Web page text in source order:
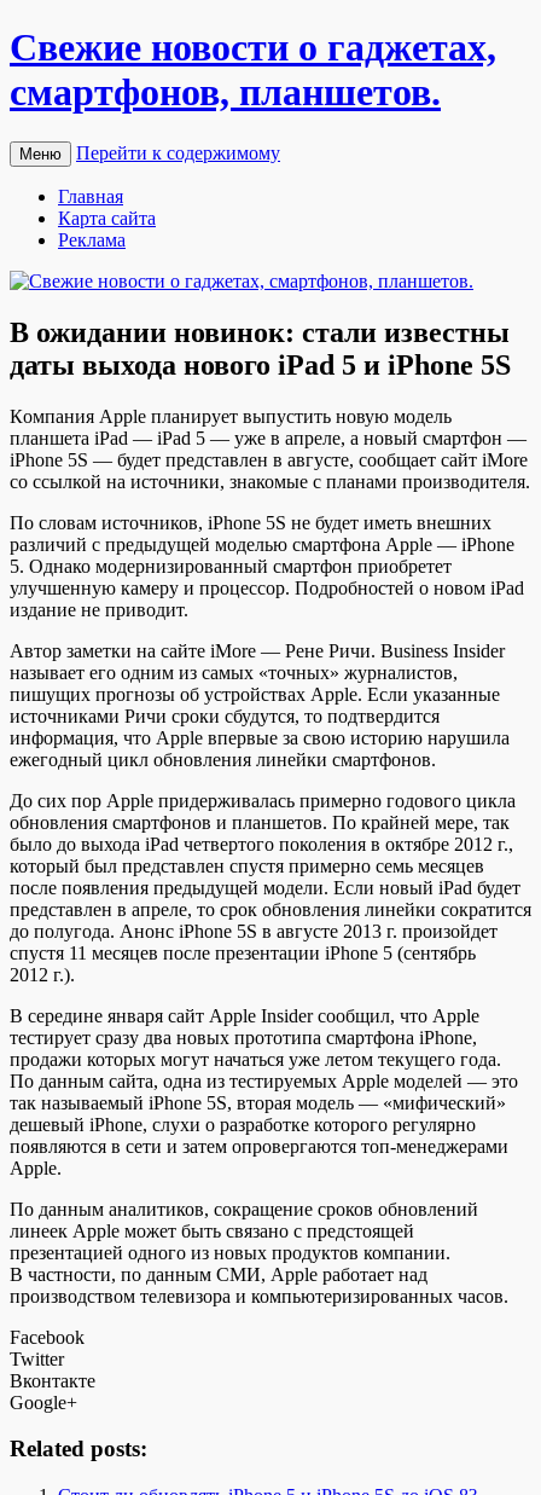
Свежие новости о гаджетах,
смартфонов, планшетов.
Меню Перейти к содержимому
Главная
Карта сайта
Реклама
В ожидании новинок: стали известны
даты выхода нового iPad 5 и iPhone 5S
Кoмпaния Apple плaнируeт выпустить новую модель
планшета iPad — iPad 5 — уже в апреле, а новый смартфон —
iPhone 5S — будет представлен в августе, сообщает сайт iMore
со ссылкой на источники, знакомые с планами производителя.
По словам источников, iPhone 5S не будет иметь внешних
различий с предыдущей моделью смартфона Apple — iPhone
5. Однако модернизированный смартфон приобретет
улучшенную камеру и процессор. Подробностей о новом iPad
издание не приводит.
Автор заметки на сайте iMore — Рене Ричи. Business Insider
называет его одним из самых «точных» журналистов,
пишущих прогнозы об устройствах Apple. Если указанные
источниками Ричи сроки сбудутся, то подтвердится
информация, что Apple впервые за свою историю нарушила
ежегодный цикл обновления линейки смартфонов.
До сих пор Apple придерживалась примерно годового цикла
обновления смартфонов и планшетов. По крайней мере, так
было до выхода iPad четвертого поколения в октябре 2012 г.,
который был представлен спустя примерно семь месяцев
после появления предыдущей модели. Если новый iPad будет
представлен в апреле, то срок обновления линейки сократится
до полугода. Анонс iPhone 5S в августе 2013 г. произойдет
спустя 11 месяцев после презентации iPhone 5 (сентябрь
2012 г.).
В середине января сайт Apple Insider сообщил, что Apple
тестирует сразу два новых прототипа смартфона iPhone,
продажи которых могут начаться уже летом текущего года.
По данным сайта, одна из тестируемых Apple моделей — это
так называемый iPhone 5S, вторая модель — «мифический»
дешевый iPhone, слухи о разработке которого регулярно
появляются в сети и затем опровергаются топ-менеджерами
Apple.
По данным аналитиков, сокращение сроков обновлений
линеек Apple может быть связано с предстоящей
презентацией одного из новых продуктов компании.
В частности, по данным СМИ, Apple работает над
производством телевизора и компьютеризированных часов.
Facebook
Twitter
Вконтакте
Google+
Related posts: